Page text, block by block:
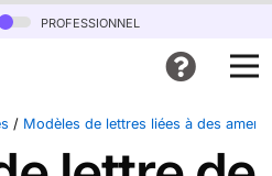
professionnel
/ Modèles de lettres liées à des